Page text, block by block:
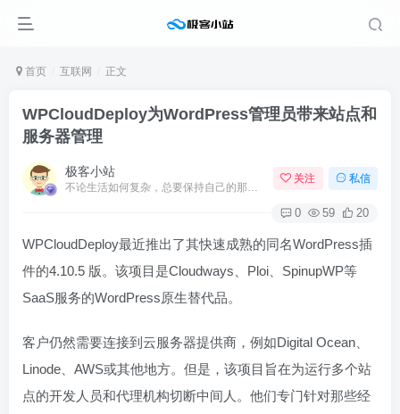
首页 互联网 正文
WPCloudDeploy为WordPress管理员带来站点和
服务器管理
极客小站 关注 私信
0 59 20
WPCloudDeploy最近推出了其快速成熟的同名WordPress插
件的4.10.5 版。该项目是Cloudways、Ploi、SpinupWP等
SaaS服务的WordPress原生替代品。
客户仍然需要连接到云服务器提供商，例如Digital Ocean、
Linode、AWS或其他地方。但是，该项目旨在为运行多个站
点的开发人员和代理机构切断中间人。他们专门针对那些经